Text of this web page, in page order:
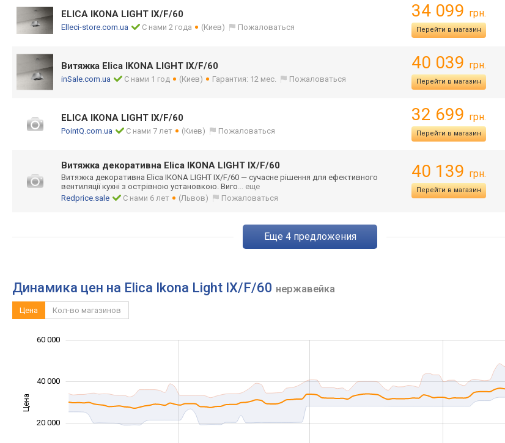
ELICA IKONA LIGHT IX/F/60
Elleci-store.com.ua С нами 2 года (Киев) Пожаловаться
34 099 грн.
Перейти в магазин
Витяжка Elica IKONA LIGHT IX/F/60
inSale.com.ua С нами 1 год (Киев) Гарантия: 12 мес. Пожаловаться
40 039 грн.
Перейти в магазин
ELICA IKONA LIGHT IX/F/60
PointQ.com.ua С нами 7 лет (Киев) Пожаловаться
32 699 грн.
Перейти в магазин
Витяжка декоративна Elica IKONA LIGHT IX/F/60
Витяжка декоративна Elica IKONA LIGHT IX/F/60 — сучасне рішення для ефективного
вентиляції кухні з острівною установкою. Виго... еще
Redprice.sale
С нами 6 лет (Львов) Пожаловаться
40 139 грн.
Перейти в магазин
eще 4предложения
Динамика цен на Elica Ikona Light IX/F/60 нержавейка
Цена Кол-во магазинов
Цена
20 000
40 000
60 000